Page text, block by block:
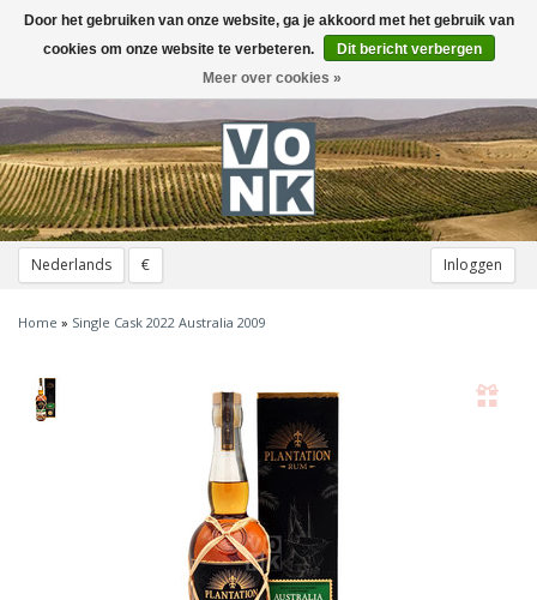
Nederlands € Inloggen
Toggle
navigation
Home » Single Cask 2022 Australia 2009
Door het gebruiken van onze website, ga je akkoord met het gebruik van
cookies om onze website te verbeteren.
Dit bericht verbergen
Meer over cookies »